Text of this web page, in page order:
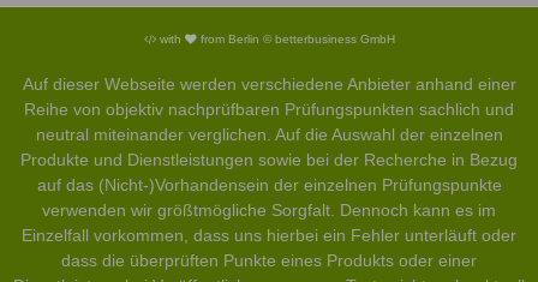
with from Berlin © betterbusiness GmbH
Auf dieser Webseite werden verschiedene Anbieter anhand einer
Reihe von objektiv nachprüfbaren Prüfungspunkten sachlich und
neutral miteinander verglichen. Auf die Auswahl der einzelnen
Produkte und Dienstleistungen sowie bei der Recherche in Bezug
auf das (Nicht-)Vorhandensein der einzelnen Prüfungspunkte
verwenden wir größtmögliche Sorgfalt. Dennoch kann es im
Einzelfall vorkommen, dass uns hierbei ein Fehler unterläuft oder
dass die überprüften Punkte eines Produkts oder einer